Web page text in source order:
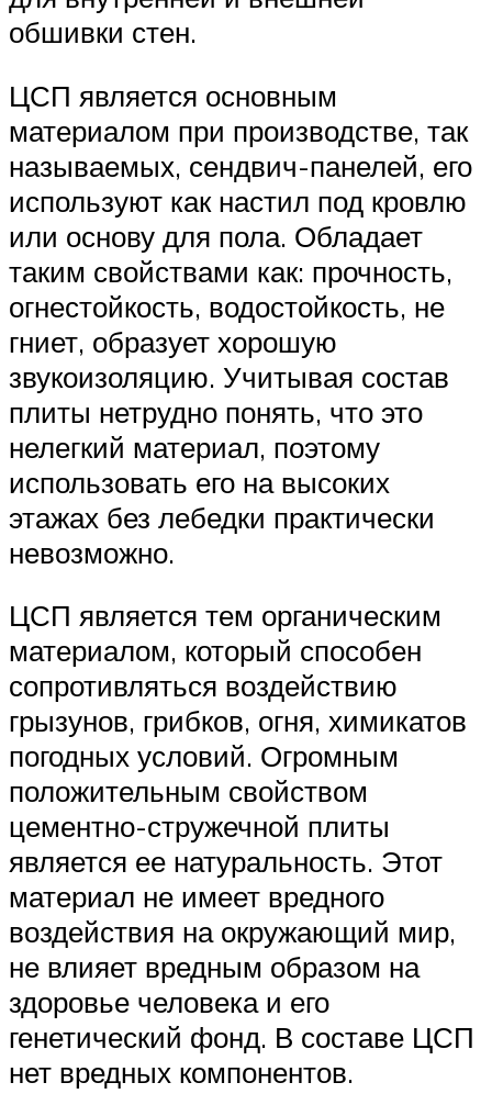
обшивки стен.
ЦСП является основным
материалом при производстве, так
называемых, сендвич-панелей, его
используют как настил под кровлю
или основу для пола. Обладает
таким свойствами как: прочность,
огнестойкость, водостойкость, не
гниет, образует хорошую
звукоизоляцию. Учитывая состав
плиты нетрудно понять, что это
нелегкий материал, поэтому
использовать его на высоких
этажах без лебедки практически
невозможно.
ЦСП является тем органическим
материалом, который способен
сопротивляться воздействию
грызунов, грибков, огня, химикатов
погодных условий. Огромным
положительным свойством
цементно-стружечной плиты
является ее натуральность. Этот
материал не имеет вредного
воздействия на окружающий мир,
не влияет вредным образом на
здоровье человека и его
генетический фонд. В составе ЦСП
нет вредных компонентов.